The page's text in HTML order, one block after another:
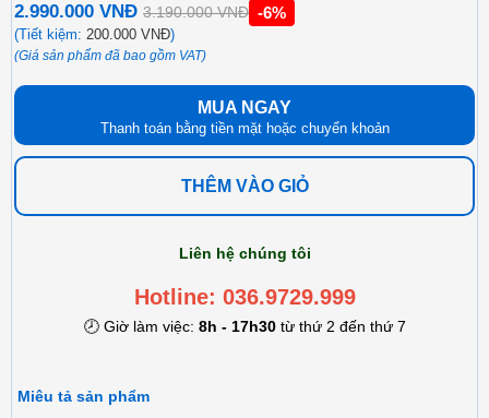
2.990.000 VNĐ 3.190.000 VNĐ -6%
(Tiết kiệm: 200.000 VNĐ)
(Giá sản phẩm đã bao gồm VAT)
MUA NGAY
Thanh toán bằng tiền mặt hoặc chuyển khoản
THÊM VÀO GIỎ
Liên hệ chúng tôi
Hotline: 036.9729.999
🕗 Giờ làm việc: 8h - 17h30từ thứ 2 đến thứ 7
Miêu tả sản phẩm